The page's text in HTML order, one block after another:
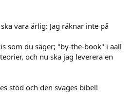
räknar för mycket och kör by the
nästan lika viktig också?
så kan det ju inte komma
det gör inte hästarna varken fler eller
vara ärlig: Jag räknar inte på
som du säger; "by-the-book" i aall
och nu ska jag leverera en
stöd och den svages bibel!